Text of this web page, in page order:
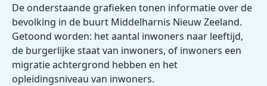
De onderstaande grafieken tonen informatie over de
bevolking in de buurt Middelharnis Nieuw Zeeland.
Getoond worden: het aantal inwoners naar leeftijd,
de burgerlijke staat van inwoners, of inwoners een
migratie achtergrond hebben en het
opleidingsniveau van inwoners.